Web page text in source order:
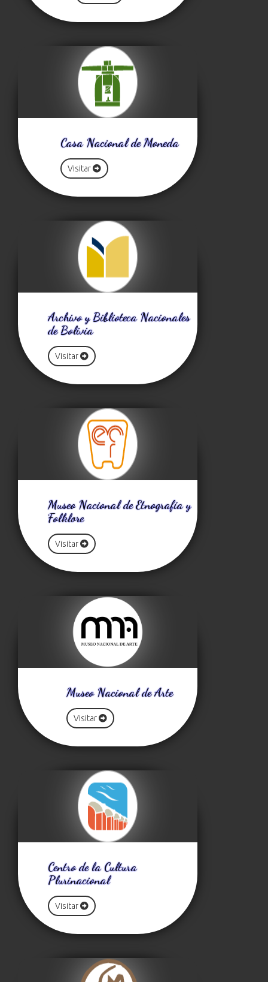
Casa Nacional de Moneda
Visitar
Archivo y Biblioteca Nacionales
de Bolivia
Visitar
Museo Nacional de Etnografía y
Folklore
Visitar
Museo Nacional de Arte
Visitar
Centro de la Cultura
Plurinacional
Visitar